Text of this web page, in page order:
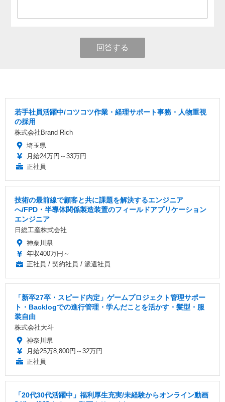
回答する
若手社員活躍中/コツコツ作業・経理サポート事務・人物重視
の採用
株式会社Brand Rich
埼玉県
月給24万円～33万円
正社員
技術の最前線で顧客と共に課題を解決するエンジニア
へ/FPD・半導体関係製造装置のフィールドアプリケーション
エンジニア
日総工産株式会社
神奈川県
年収400万円～
正社員 / 契約社員 / 派遣社員
「新卒27卒・スピード内定」ゲームプロジェクト管理サポー
ト・Backlogでの進行管理・学んだことを活かす・髪型・服
装自由
株式会社大斗
神奈川県
月給25万8,800円～32万円
正社員
「20代30代活躍中」福利厚生充実/未経験からオンライン動画